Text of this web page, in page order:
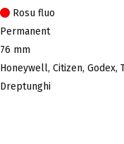
Rosu fluo
Permanent
76 mm
Honeywell, Citizen, Godex,
Dreptunghi